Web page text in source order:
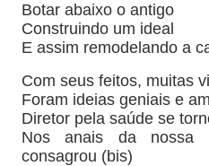
Botar abaixo o antigo
Construindo um ideal
E assim remodelando a
Com seus feitos, muitas
Foram ideias geniais e
Diretor pela saúde se
Nos anais da nossa
consagrou (bis)